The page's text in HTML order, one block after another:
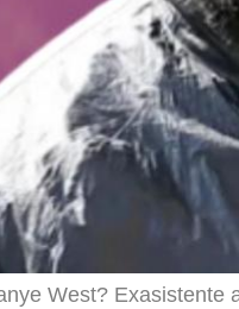
West? Exasistente